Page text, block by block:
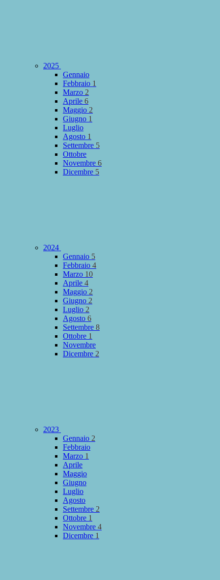
2025
Gennaio
Febbraio 1
Marzo 2
Aprile 6
Maggio 2
Giugno 1
Luglio
Agosto 1
Settembre 5
Ottobre
Novembre 6
Dicembre 5
2024
Gennaio 5
Febbraio 4
Marzo 10
Aprile 4
Maggio 2
Giugno 2
Luglio 2
Agosto 6
Settembre 8
Ottobre 1
Novembre
Dicembre 2
2023
Gennaio 2
Febbraio
Marzo 1
Aprile
Maggio
Giugno
Luglio
Agosto
Settembre 2
Ottobre 1
Novembre 4
Dicembre 1